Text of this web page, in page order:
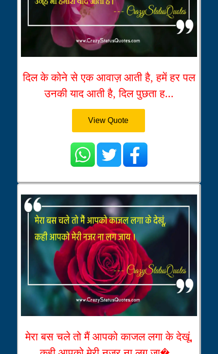
दिल के कोने से एक आवाज़ आती है, हमें हर पल
उनकी याद आती है, दिल पुछता ह...
View Quote
मेरा बस चले तो मैं आपको काजल लगा के देखूं,